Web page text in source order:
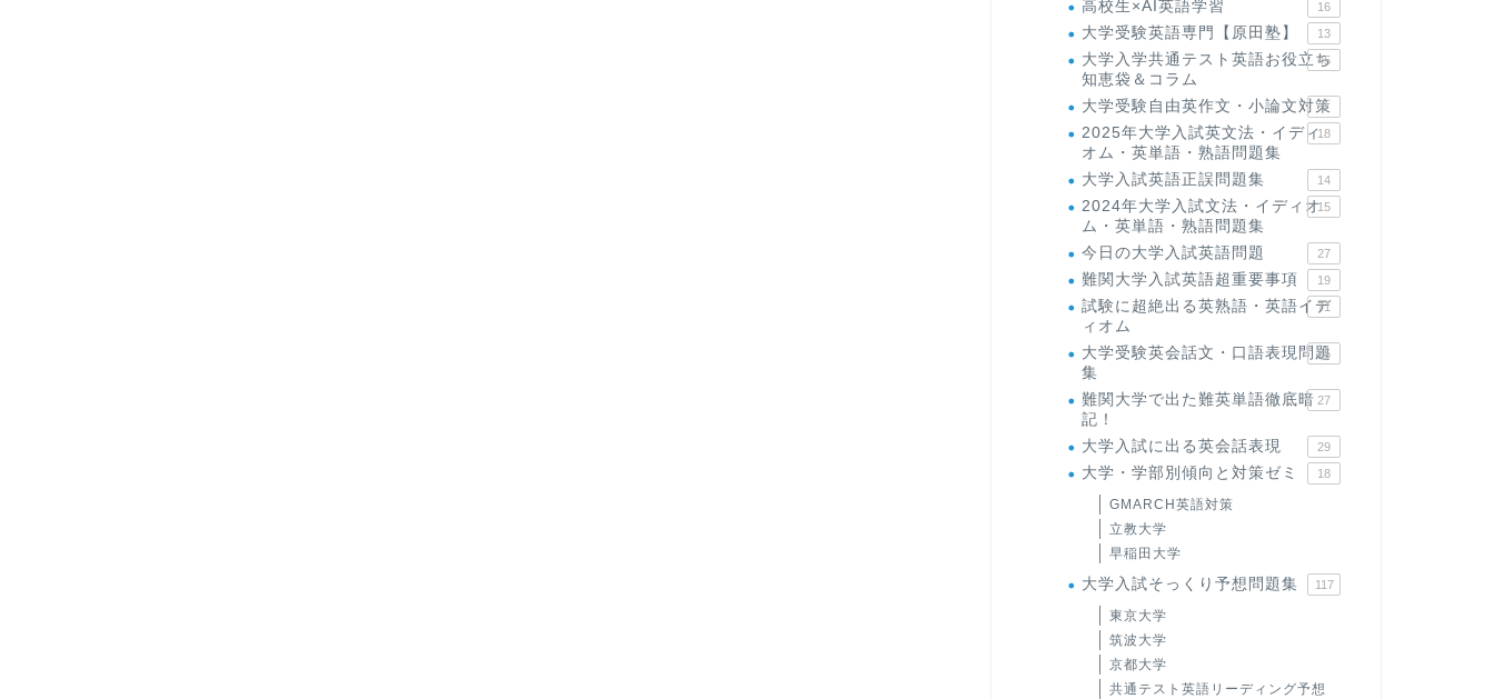
高校生×AI英語学習 16
大学受験英語専門【原田塾】 13
大学入学共通テスト英語お役立ち
知恵袋＆コラム
45
大学受験自由英作文・小論文対策
8
2025年大学入試英文法・イディ
オム・英単語・熟語問題集
18
大学入試英語正誤問題集 14
2024年大学入試文法・イディオ
ム・英単語・熟語問題集
15
今日の大学入試英語問題 27
難関大学入試英語超重要事項 19
試験に超絶出る英熟語・英語イデ
ィオム
71
大学受験英会話文・口語表現問題
集
35
難関大学で出た難英単語徹底暗
記！
27
大学入試に出る英会話表現 29
大学・学部別傾向と対策ゼミ 18
GMARCH英語対策
立教大学
早稲田大学
大学入試そっくり予想問題集 117
東京大学
筑波大学
京都大学
共通テスト英語リーディング予想